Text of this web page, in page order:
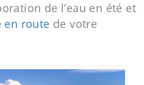
de l’eau en été et
en route de votre